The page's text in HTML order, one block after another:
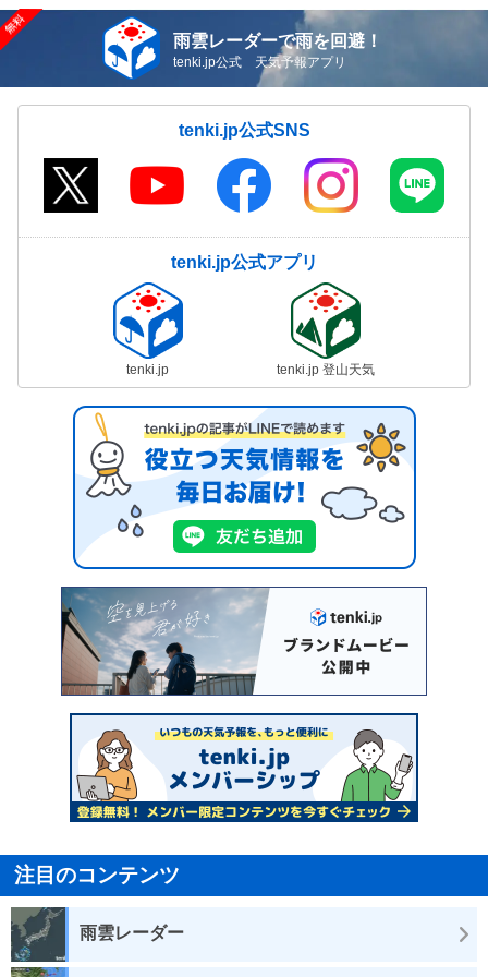
雨雲レーダーで雨を回避！
tenki.jp公式 天気予報アプリ
tenki.jp公式SNS
tenki.jp公式アプリ
tenki.jp tenki.jp 登山天気
注目のコンテンツ
雨雲レーダー